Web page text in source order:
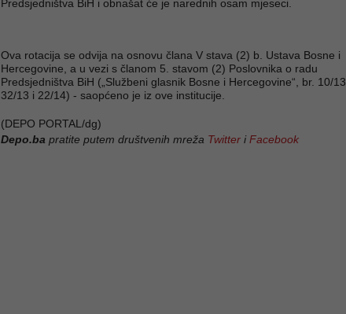
Predsjedništva BiH i obnašat će je narednih osam mjeseci.
Ova rotacija se odvija na osnovu člana V stava (2) b. Ustava Bosne i
Hercegovine, a u vezi s članom 5. stavom (2) Poslovnika o radu
Predsjedništva BiH („Službeni glasnik Bosne i Hercegovine“, br. 10/13,
32/13 i 22/14) - saopćeno je iz ove institucije.
(DEPO PORTAL/dg)
Depo.ba pratite putem društvenih mreža Twitter iFacebook